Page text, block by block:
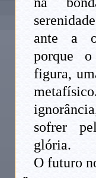
ante a
porque
figura,
sofrer
glória.
O futuro